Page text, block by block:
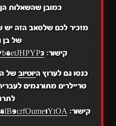
כמובן שהשאלות הן
מזכיר לכם שלסאב הזה יש
של בן
קישור:
כנסו גם לערוץ היוטיובשל
טריילרים מתורגמים
קישור: